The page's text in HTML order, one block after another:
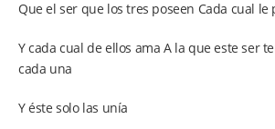
Que el ser que los tres poseen Cada cual le
Y cada cual de ellos ama A la que este ser
cada una
Y éste solo las unía